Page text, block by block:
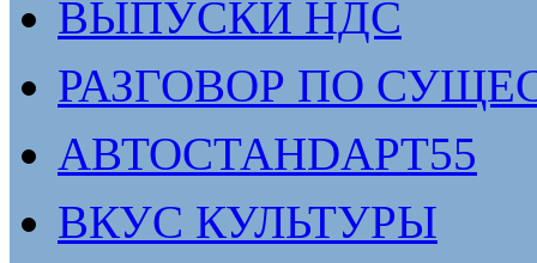
ВЫПУСКИ НДС
РАЗГОВОР ПО
АВТОСТАНDАРТ55
ВКУС КУЛЬТУРЫ